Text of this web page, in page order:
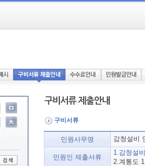
구비서류
민원사무명 감청설비
민원인 제출서류
1.감청설
2.계통도